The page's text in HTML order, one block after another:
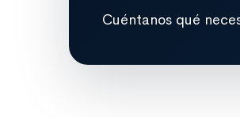
Cuéntanos qué